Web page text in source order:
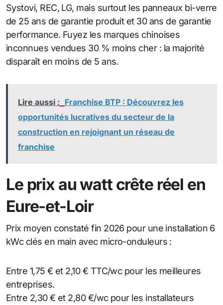
Systovi, REC, LG, mais surtout les panneaux bi-verre
de 25 ans de garantie produit et 30 ans de garantie
performance. Fuyez les marques chinoises
inconnues vendues 30 % moins cher : la majorité
disparaît en moins de 5 ans.
Lire aussi : Franchise BTP : Découvrez les
opportunités lucratives du secteur de la
construction en rejoignant un réseau de
franchise
Le prix au watt crête réel en
Eure-et-Loir
Prix moyen constaté fin 2026 pour une installation 6
kWc clés en main avec micro-onduleurs :
Entre 1,75 € et 2,10 € TTC/wc pour les meilleures
entreprises.
Entre 2,30 € et 2,80 €/wc pour les installateurs